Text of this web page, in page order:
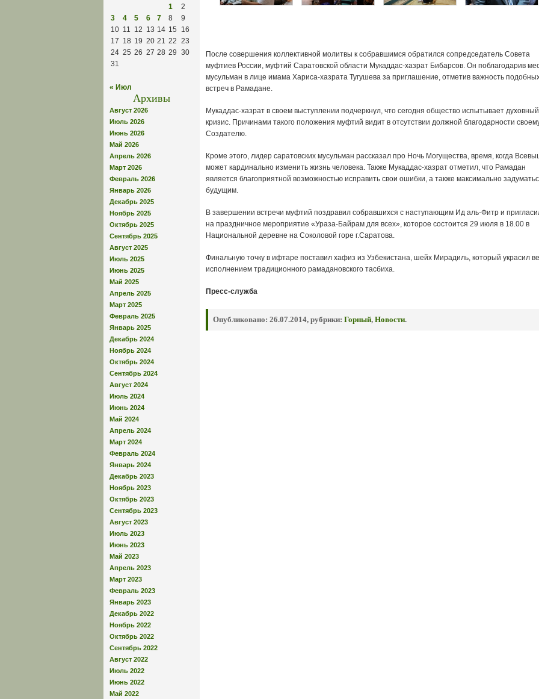
1
2
3
4 5 6 7 8
9
10 11 12 13 14 15
16
17 18 19 20 21 22 23
24 25 26 27 28 29 30
31
« Июл
Архивы
Август 2026
Июль 2026
Июнь 2026
Май 2026
Апрель 2026
Март 2026
Февраль 2026
Январь 2026
Декабрь 2025
Ноябрь 2025
Октябрь 2025
Сентябрь 2025
Август 2025
Июль 2025
Июнь 2025
Май 2025
Апрель 2025
Март 2025
Февраль 2025
Январь 2025
Декабрь 2024
Ноябрь 2024
Октябрь 2024
Сентябрь 2024
Август 2024
Июль 2024
Июнь 2024
Май 2024
Апрель 2024
Март 2024
Февраль 2024
Январь 2024
Декабрь 2023
Ноябрь 2023
Октябрь 2023
Сентябрь 2023
Август 2023
Июль 2023
Июнь 2023
Май 2023
Апрель 2023
Март 2023
Февраль 2023
Январь 2023
Декабрь 2022
Ноябрь 2022
Октябрь 2022
Сентябрь 2022
Август 2022
Июль 2022
Июнь 2022
Май 2022
После совершения коллективной молитвы к собравшимся обратился сопредседатель Совета
муфтиев России, муфтий Саратовской области Мукаддас-хазрат Бибарсов. Он поблагодарив
мусульман в лице имама Хариса-хазрата Тугушева за приглашение, отметив важность
встреч в Рамадане.
Мукаддас-хазрат в своем выступлении подчеркнул, что сегодня общество испытывает духовный
кризис. Причинами такого положения муфтий видит в отсутствии должной благодарности
Создателю.
Кроме этого, лидер саратовских мусульман рассказал про Ночь Могущества, время, когда
может кардинально изменить жизнь человека. Также Мукаддас-хазрат отметил, что Рамадан
является благоприятной возможностью исправить свои ошибки, а также максимально
будущим.
В завершении встречи муфтий поздравил собравшихся с наступающим Ид аль-Фитр и
на праздничное мероприятие «Ураза-Байрам для всех», которое состоится 29 июля в 18.00 в
Национальной деревне на Соколовой горе г.Саратова.
Финальную точку в ифтаре поставил хафиз из Узбекистана, шейх Мирадиль, который украсил
исполнением традиционного рамадановского тасбиха.
Пресс-служба
Опубликовано: 26.07.2014, рубрики: Горный, Новости.